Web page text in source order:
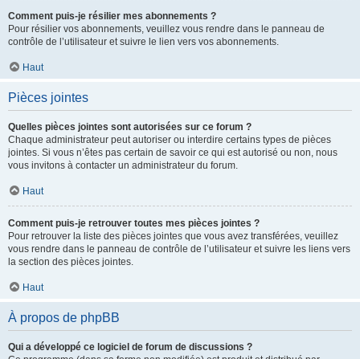
Comment puis-je résilier mes abonnements ?
Pour résilier vos abonnements, veuillez vous rendre dans le panneau de
contrôle de l’utilisateur et suivre le lien vers vos abonnements.
Haut
Pièces jointes
Quelles pièces jointes sont autorisées sur ce forum ?
Chaque administrateur peut autoriser ou interdire certains types de pièces
jointes. Si vous n’êtes pas certain de savoir ce qui est autorisé ou non, nous
vous invitons à contacter un administrateur du forum.
Haut
Comment puis-je retrouver toutes mes pièces jointes ?
Pour retrouver la liste des pièces jointes que vous avez transférées, veuillez
vous rendre dans le panneau de contrôle de l’utilisateur et suivre les liens vers
la section des pièces jointes.
Haut
À propos de phpBB
Qui a développé ce logiciel de forum de discussions ?